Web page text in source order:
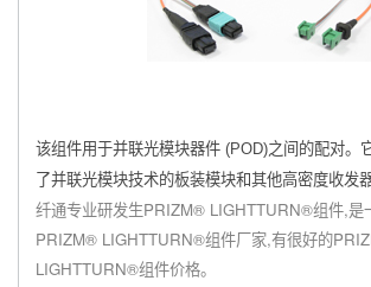
该组件用于并联光模块器件 (POD)之间的配对。
了并联光模块技术的板装模块和其他高密度收发
纤通专业研发生PRIZM® LIGHTTURN®组件,是
PRIZM® LIGHTTURN®组件厂家,有很好的
LIGHTTURN®组件价格。